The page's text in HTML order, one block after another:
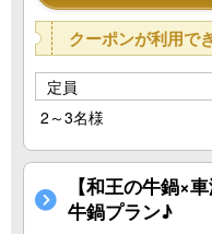
クーポンが利用で
定員
2～3名様
【和王の牛鍋×
牛鍋プラン♪